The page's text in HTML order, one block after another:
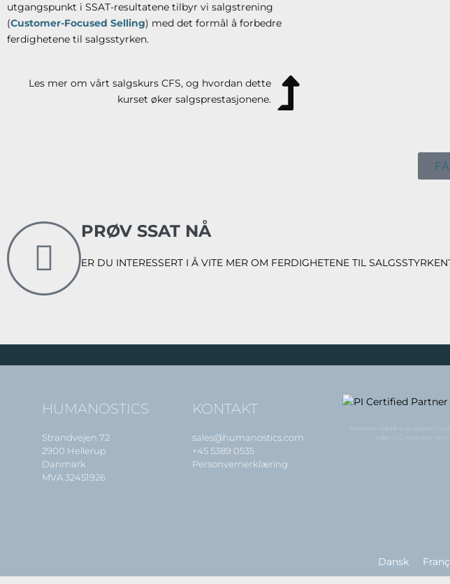
utgangspunkt i SSAT-resultatene tilbyr vi salgstrening
(Customer-Focused Selling) med det formål å forbedre
ferdighetene til salgsstyrken.
Les mer om vårt salgskurs CFS, og hvordan dette
kurset øker salgsprestasjonene.
PRØV SSAT NÅ
ER DU INTERESSERT I Å VITE MER OM FERDIGHETENE TIL
HUMANOSTICS
Strandvejen 72
2900 Hellerup
Danmark
MVA 32451926
KONTAKT
sales@humanostics.com
+45 5389 0535
Personvernerklæring
Predictive Index® er et registrert
Index, LLC og brukes her
Dansk